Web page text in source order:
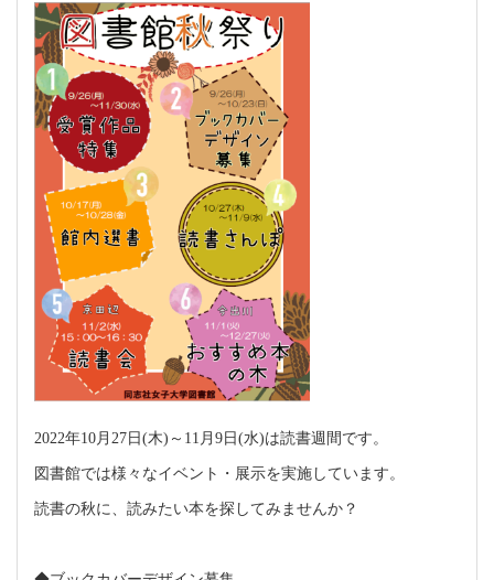
2022年10 月 27 日 (木) ～ 11 月 9 日 (水)は読書週間です。
図書館では様々なイベント・展示を実施しています。
読書の秋に、読みたい本を探してみませんか？